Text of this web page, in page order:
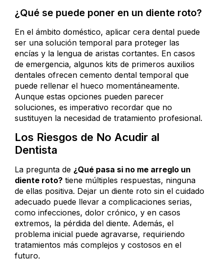
¿Qué se puede poner en un diente roto?
En el ámbito doméstico, aplicar cera dental puede
ser una solución temporal para proteger las
encías y la lengua de aristas cortantes. En casos
de emergencia, algunos kits de primeros auxilios
dentales ofrecen cemento dental temporal que
puede rellenar el hueco momentáneamente.
Aunque estas opciones pueden parecer
soluciones, es imperativo recordar que no
sustituyen la necesidad de tratamiento profesional.
Los Riesgos de No Acudir al
Dentista
La pregunta de ¿Qué pasa si no me arreglo un
diente roto? tiene múltiples respuestas, ninguna
de ellas positiva. Dejar un diente roto sin el cuidado
adecuado puede llevar a complicaciones serias,
como infecciones, dolor crónico, y en casos
extremos, la pérdida del diente. Además, el
problema inicial puede agravarse, requiriendo
tratamientos más complejos y costosos en el
futuro.